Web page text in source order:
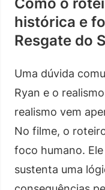
histórica e
Resgate do
Uma dúvida
Ryan e o
realismo vem
No filme, o
foco humano.
sustenta uma